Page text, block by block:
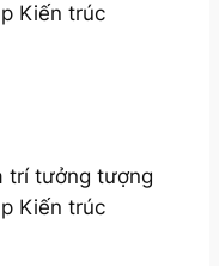
Kiến trúc
trí tưởng tượng
Kiến trúc